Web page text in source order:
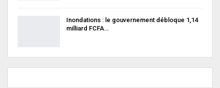
Inondations : le gouvernement débloque 1,14
milliard FCFA…